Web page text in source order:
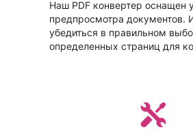
Наш PDF конвертер оснащен
предпросмотра документов.
убедиться в правильном
определенных страниц для